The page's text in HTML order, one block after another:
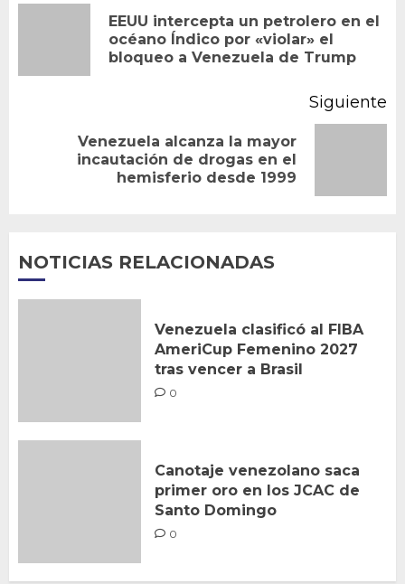
entradas
EEUU intercepta un petrolero en el
océano Índico por «violar» el
bloqueo a Venezuela de Trump
Siguiente
Siguiente
Venezuela alcanza la mayor
incautación de drogas en el
hemisferio desde 1999
NOTICIAS RELACIONADAS
Venezuela clasificó al FIBA
AmeriCup Femenino 2027
tras vencer a Brasil
0
Canotaje venezolano saca
primer oro en los JCAC de
Santo Domingo
0